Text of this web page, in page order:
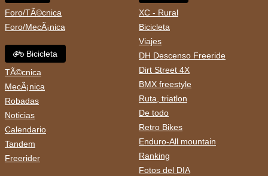
Foro/TÃ©cnica
Foro/MecÃ¡nica
Bicicleta
TÃ©cnica
MecÃ¡nica
Robadas
Noticias
Calendario
Tandem
Freerider
XC - Rural
Bicicleta
Viajes
DH Descenso Freeride
Dirt Street 4X
BMX freestyle
Ruta, triatlon
De todo
Retro Bikes
Enduro-All mountain
Ranking
Fotos del DIA